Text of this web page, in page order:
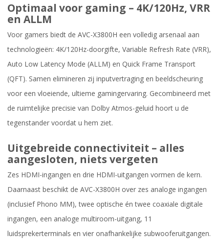
Optimaal voor gaming – 4K/120Hz, VRR
en ALLM
Voor gamers biedt de AVC-X3800H een volledig arsenaal aan
technologieën: 4K/120Hz-doorgifte, Variable Refresh Rate (VRR),
Auto Low Latency Mode (ALLM) en Quick Frame Transport
(QFT). Samen elimineren zij inputvertraging en beeldscheuring
voor een vloeiende, ultieme gamingervaring. Gecombineerd met
de ruimtelijke precisie van Dolby Atmos-geluid hoort u de
tegenstander voordat u hem ziet.
Uitgebreide connectiviteit – alles
aangesloten, niets vergeten
Zes HDMI-ingangen en drie HDMI-uitgangen vormen de kern.
Daarnaast beschikt de AVC-X3800H over zes analoge ingangen
(inclusief Phono MM), twee optische én twee coaxiale digitale
ingangen, een analoge multiroom-uitgang, 11
luidsprekerterminals en vier onafhankelijke subwooferuitgangen.